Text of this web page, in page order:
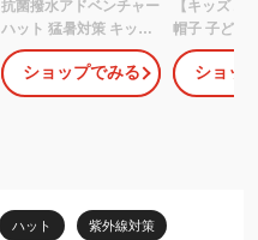
抗菌撥水アドベンチャー
ハット 猛暑対策 キッズ
アウトドア キャンプ 小
さい 子ども 男の子 女の
子 可愛い 通学 通勤 通園
ショップでみる
【キッズ ハ
帽子 子ども
料無料 サフ
子供 男の子
ひも こども
ショッ
ハット 紫外線対策